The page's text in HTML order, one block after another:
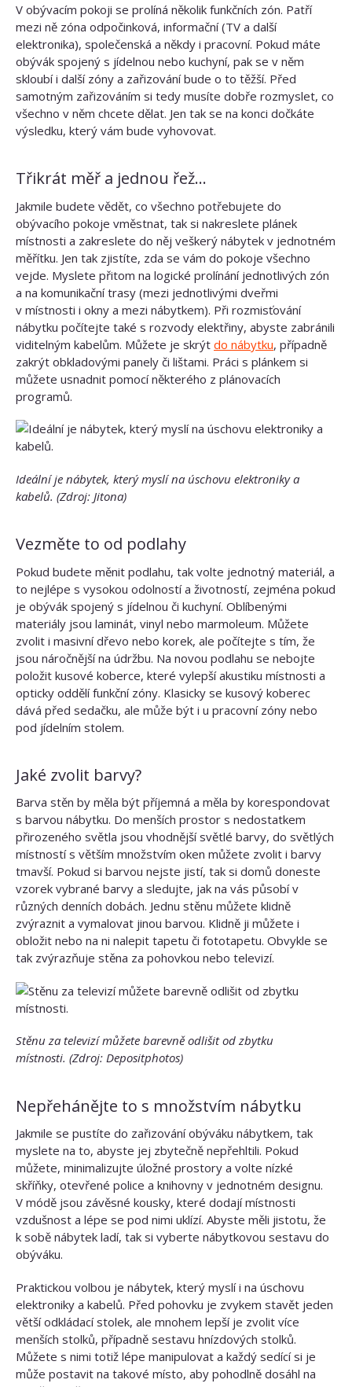
V obývacím pokoji se prolíná několik funkčních zón. Patří
mezi ně zóna odpočinková, informační (TV a další
elektronika), společenská a někdy i pracovní. Pokud máte
obývák spojený s jídelnou nebo kuchyní, pak se v něm
skloubí i další zóny a zařizování bude o to těžší. Před
samotným zařizováním si tedy musíte dobře rozmyslet, co
všechno v něm chcete dělat. Jen tak se na konci dočkáte
výsledku, který vám bude vyhovovat.
Třikrát měř a jednou řež…
Jakmile budete vědět, co všechno potřebujete do
obývacího pokoje vměstnat, tak si nakreslete plánek
místnosti a zakreslete do něj veškerý nábytek v jednotném
měřítku. Jen tak zjistíte, zda se vám do pokoje všechno
vejde. Myslete přitom na logické prolínání jednotlivých zón
a na komunikační trasy (mezi jednotlivými dveřmi
v místnosti i okny a mezi nábytkem). Při rozmisťování
nábytku počítejte také s rozvody elektřiny, abyste zabránili
viditelným kabelům. Můžete je skrýt do nábytku, případně
zakrýt obkladovými panely či lištami. Práci s plánkem si
můžete usnadnit pomocí některého z plánovacích
programů.
Ideální je nábytek, který myslí na úschovu elektroniky a
kabelů. (Zdroj: Jitona)
Vezměte to od podlahy
Pokud budete měnit podlahu, tak volte jednotný materiál, a
to nejlépe s vysokou odolností a životností, zejména pokud
je obývák spojený s jídelnou či kuchyní. Oblíbenými
materiály jsou laminát, vinyl nebo marmoleum. Můžete
zvolit i masivní dřevo nebo korek, ale počítejte s tím, že
jsou náročnější na údržbu. Na novou podlahu se nebojte
položit kusové koberce, které vylepší akustiku místnosti a
opticky oddělí funkční zóny. Klasicky se kusový koberec
dává před sedačku, ale může být i u pracovní zóny nebo
pod jídelním stolem.
Jaké zvolit barvy?
Barva stěn by měla být příjemná a měla by korespondovat
s barvou nábytku. Do menších prostor s nedostatkem
přirozeného světla jsou vhodnější světlé barvy, do světlých
místností s větším množstvím oken můžete zvolit i barvy
tmavší. Pokud si barvou nejste jistí, tak si domů doneste
vzorek vybrané barvy a sledujte, jak na vás působí v
různých denních dobách. Jednu stěnu můžete klidně
zvýraznit a vymalovat jinou barvou. Klidně ji můžete i
obložit nebo na ni nalepit tapetu či fototapetu. Obvykle se
tak zvýrazňuje stěna za pohovkou nebo televizí.
Stěnu za televizí můžete barevně odlišit od zbytku
místnosti. (Zdroj: Depositphotos)
Nepřehánějte to s množstvím nábytku
Jakmile se pustíte do zařizování obýváku nábytkem, tak
myslete na to, abyste jej zbytečně nepřehltili. Pokud
můžete, minimalizujte úložné prostory a volte nízké
skříňky, otevřené police a knihovny v jednotném designu.
V módě jsou závěsné kousky, které dodají místnosti
vzdušnost a lépe se pod nimi uklízí. Abyste měli jistotu, že
k sobě nábytek ladí, tak si vyberte nábytkovou sestavu do
obýváku.
Praktickou volbou je nábytek, který myslí i na úschovu
elektroniky a kabelů. Před pohovku je zvykem stavět jeden
větší odkládací stolek, ale mnohem lepší je zvolit více
menších stolků, případně sestavu hnízdových stolků.
Můžete s nimi totiž lépe manipulovat a každý sedící si je
může postavit na takové místo, aby pohodlně dosáhl na